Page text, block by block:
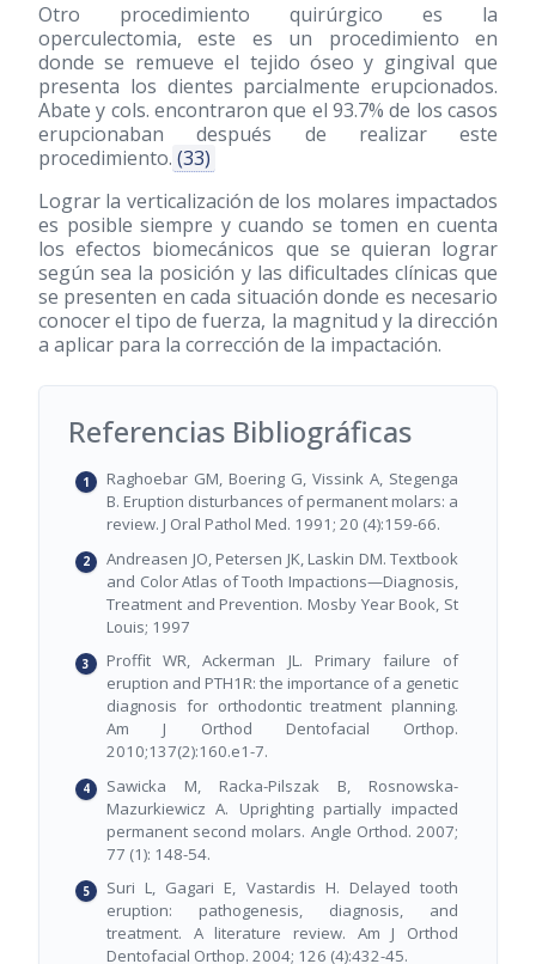
Otro procedimiento quirúrgico es la
operculectomia, este es un procedimiento en
donde se remueve el tejido óseo y gingival que
presenta los dientes parcialmente erupcionados.
Abate y cols. encontraron que el 93.7% de los casos
erupcionaban después de realizar este
procedimiento. (33)
Lograr la verticalización de los molares impactados
es posible siempre y cuando se tomen en cuenta
los efectos biomecánicos que se quieran lograr
según sea la posición y las dificultades clínicas que
se presenten en cada situación donde es necesario
conocer el tipo de fuerza, la magnitud y la dirección
a aplicar para la corrección de la impactación.
Referencias Bibliográficas
Raghoebar GM, Boering G, Vissink A, Stegenga
B. Eruption disturbances of permanent molars: a
review. J Oral Pathol Med. 1991; 20 (4):159-66.
Andreasen JO, Petersen JK, Laskin DM. Textbook
and Color Atlas of Tooth Impactions—Diagnosis,
Treatment and Prevention. Mosby Year Book, St
Louis; 1997
Proffit WR, Ackerman JL. Primary failure of
eruption and PTH1R: the importance of a genetic
diagnosis for orthodontic treatment planning.
Am J Orthod Dentofacial Orthop.
2010;137(2):160.e1-7.
Sawicka M, Racka-Pilszak B, Rosnowska-
Mazurkiewicz A. Uprighting partially impacted
permanent second molars. Angle Orthod. 2007;
77 (1): 148-54.
Suri L, Gagari E, Vastardis H. Delayed tooth
eruption: pathogenesis, diagnosis, and
treatment. A literature review. Am J Orthod
Dentofacial Orthop. 2004; 126 (4):432-45.